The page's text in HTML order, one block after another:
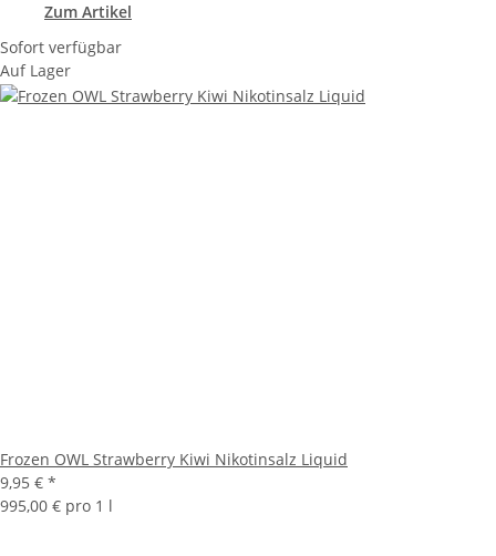
Zum Artikel
Sofort verfügbar
Auf Lager
Frozen OWL Strawberry Kiwi Nikotinsalz Liquid
9,95 € *
995,00 € pro 1 l